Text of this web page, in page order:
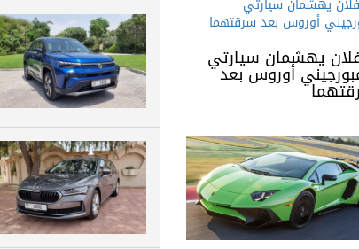
يهشمان سيارتي
أوروس بعد